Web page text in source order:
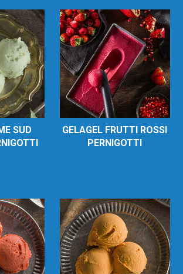
SUD
GELAGEL FRUTTI ROSSI
PERNIGOTTI